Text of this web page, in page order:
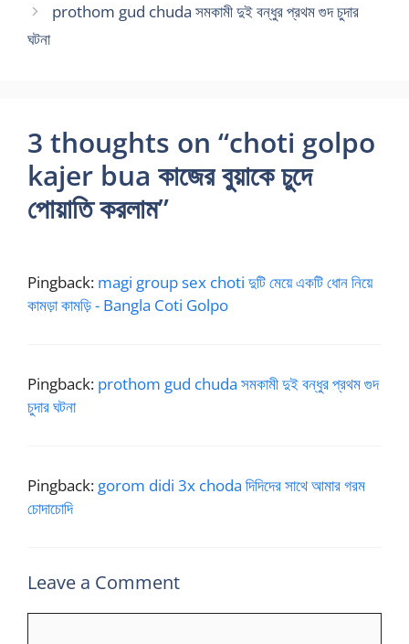
prothom gud chuda সমকামী দুই বন্ধুর প্রথম গুদ চুদার
ঘটনা
3 thoughts on “choti golpo
kajer bua কাজের বুয়াকে চুদে
পোয়াতি করলাম”
Pingback: magi group sex choti দুটি মেয়ে একটি ধোন নিয়ে
কামড়া কামড়ি - Bangla Coti Golpo
Pingback: prothom gud chuda সমকামী দুই বন্ধুর প্রথম গুদ
চুদার ঘটনা
Pingback: gorom didi 3x choda দিদিদের সাথে আমার গরম
চোদাচোদি
Leave a Comment